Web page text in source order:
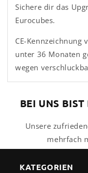
Sichere dir das
Eurocubes.
CE-
unter 36 Monaten
wegen
BEI UNS
Unsere
mehrfach
KATEGORIEN